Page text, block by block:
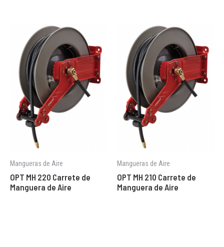
Mangueras de Aire
OPT MH 220 Carrete de
Manguera de Aire
Mangueras de Aire
OPT MH 210 Carrete de
Manguera de Aire